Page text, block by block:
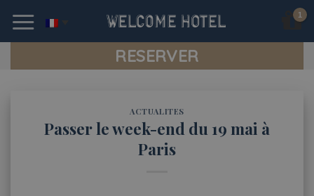
content
RESERVER
ACTUALITES
Passer le week-end du 19 mai à
Paris